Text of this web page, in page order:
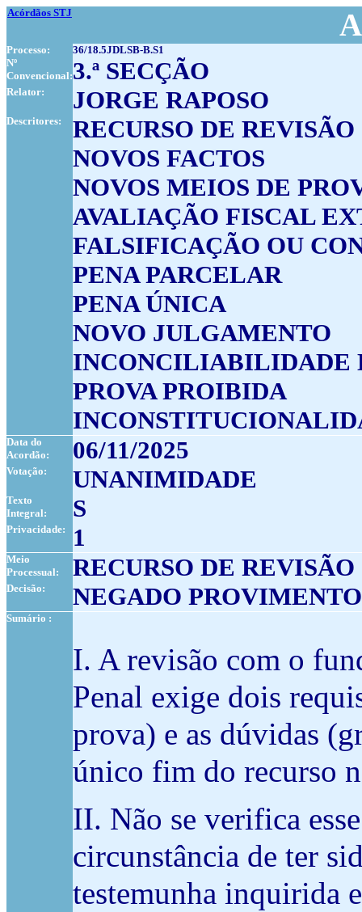
Acórdãos STJ
Processo:
36/18.5JDLSB-B.S1
Nº
Convencional:3.ª SECÇÃO
Relator: JORGE RAPOSO
Descritores:
RECURSO DE REVISÃO
NOVOS FACTOS
NOVOS MEIOS DE
AVALIAÇÃO FISCAL
FALSIFICAÇÃO OU
PENA PARCELAR
PENA ÚNICA
NOVO JULGAMENTO
INCONCILIABILIDADE
PROVA PROIBIDA
Data do
Acordão:
06/11/2025
Votação: UNANIMIDADE
Texto
Integral:
S
Privacidade: 1
Meio
Processual:
RECURSO DE REVISÃO
Decisão: NEGADO PROVIMENTO
Sumário :
I. A revisão com o
Penal exige dois
prova) e as dúvidas
único fim do recurso
II. Não se verifica
circunstância de ter
testemunha inquirida